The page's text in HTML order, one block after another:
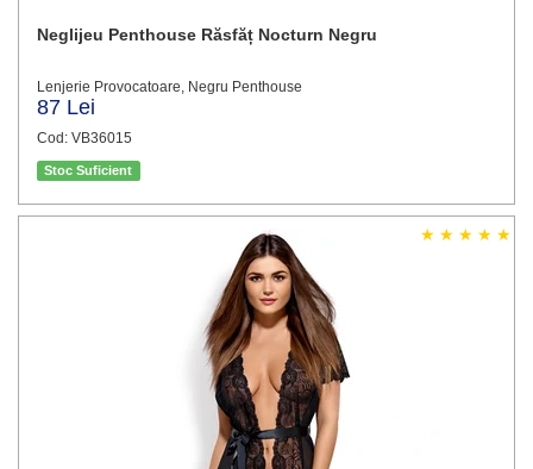
Neglijeu Penthouse Răsfăț Nocturn Negru
Lenjerie Provocatoare, Negru Penthouse
87 Lei
Cod: VB36015
Stoc Suficient